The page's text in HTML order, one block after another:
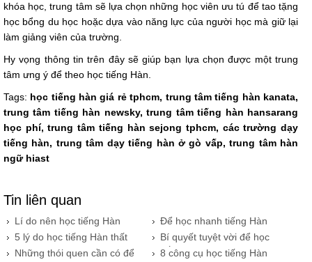
khóa học, trung tâm sẽ lựa chọn những học viên ưu tú để tao tặng
học bổng du học hoặc dựa vào năng lực của người học mà giữ lại
làm giảng viên của trường.
Hy vọng thông tin trên đây sẽ giúp bạn lựa chọn được một trung
tâm ưng ý để theo học tiếng Hàn.
Tags: học tiếng hàn giá rẻ tphcm, trung tâm tiếng hàn kanata,
trung tâm tiếng hàn newsky, trung tâm tiếng hàn hansarang
học phí, trung tâm tiếng hàn sejong tphcm, các trường dạy
tiếng hàn, trung tâm dạy tiếng hàn ở gò vấp, trung tâm hàn
ngữ hiast
Tin liên quan
Lí do nên học tiếng Hàn
thay vì ngôn ngữ khác
Để học nhanh tiếng Hàn
bạn nên sử dụng phương
pháp nào
5 lý do học tiếng Hàn thất
bại
Bí quyết tuyệt vời để học
tiếng Hàn với radio
Những thói quen cần có để
8 công cụ học tiếng Hàn